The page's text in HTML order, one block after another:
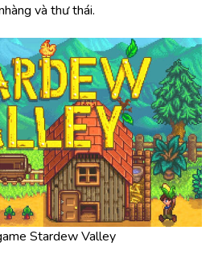
và thư thái.
Stardew Valley